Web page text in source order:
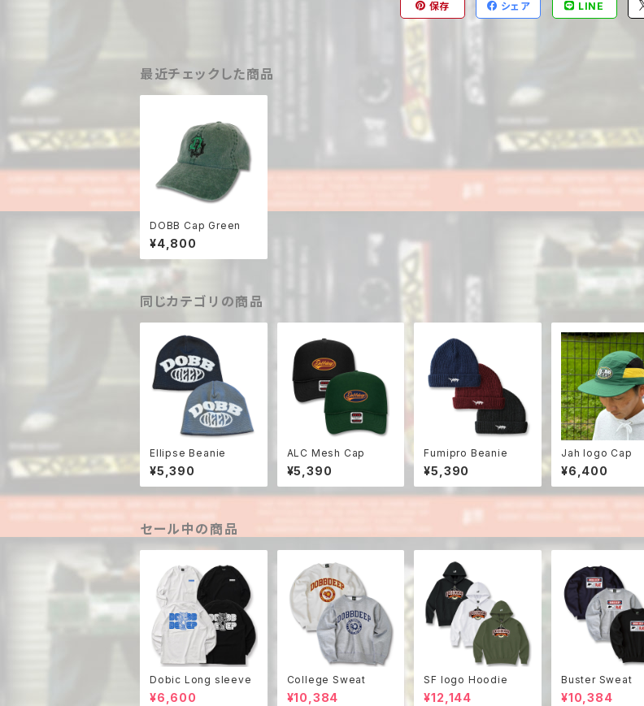
保存 シェア LINE
最近チェックした商品
DOBB Cap Green
¥4,800
同じカテゴリの商品
Ellipse Beanie
¥5,390
ALC Mesh Cap
¥5,390
Fumipro Beanie
¥5,390
Jah logo Cap
¥6,400
セール中の商品
Dobic Long sleeve
¥6,600
College Sweat
¥10,384
SF logo Hoodie
¥12,144
Buster Sweat
¥10,384